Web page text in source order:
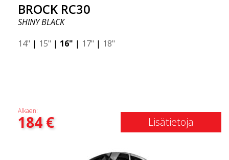
BROCK RC30
SHINY BLACK
14" | 15" | 16" | 17" | 18"
Alkaen:
184€ Lisätietoja